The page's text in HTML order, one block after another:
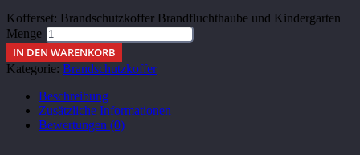
Kofferset: Brandschutzkoffer Brandfluchthaube und Kindergarten
Menge
IN DEN WARENKORB
Kategorie: Brandschutzkoffer
Beschreibung
Zusätzliche Informationen
Bewertungen (0)